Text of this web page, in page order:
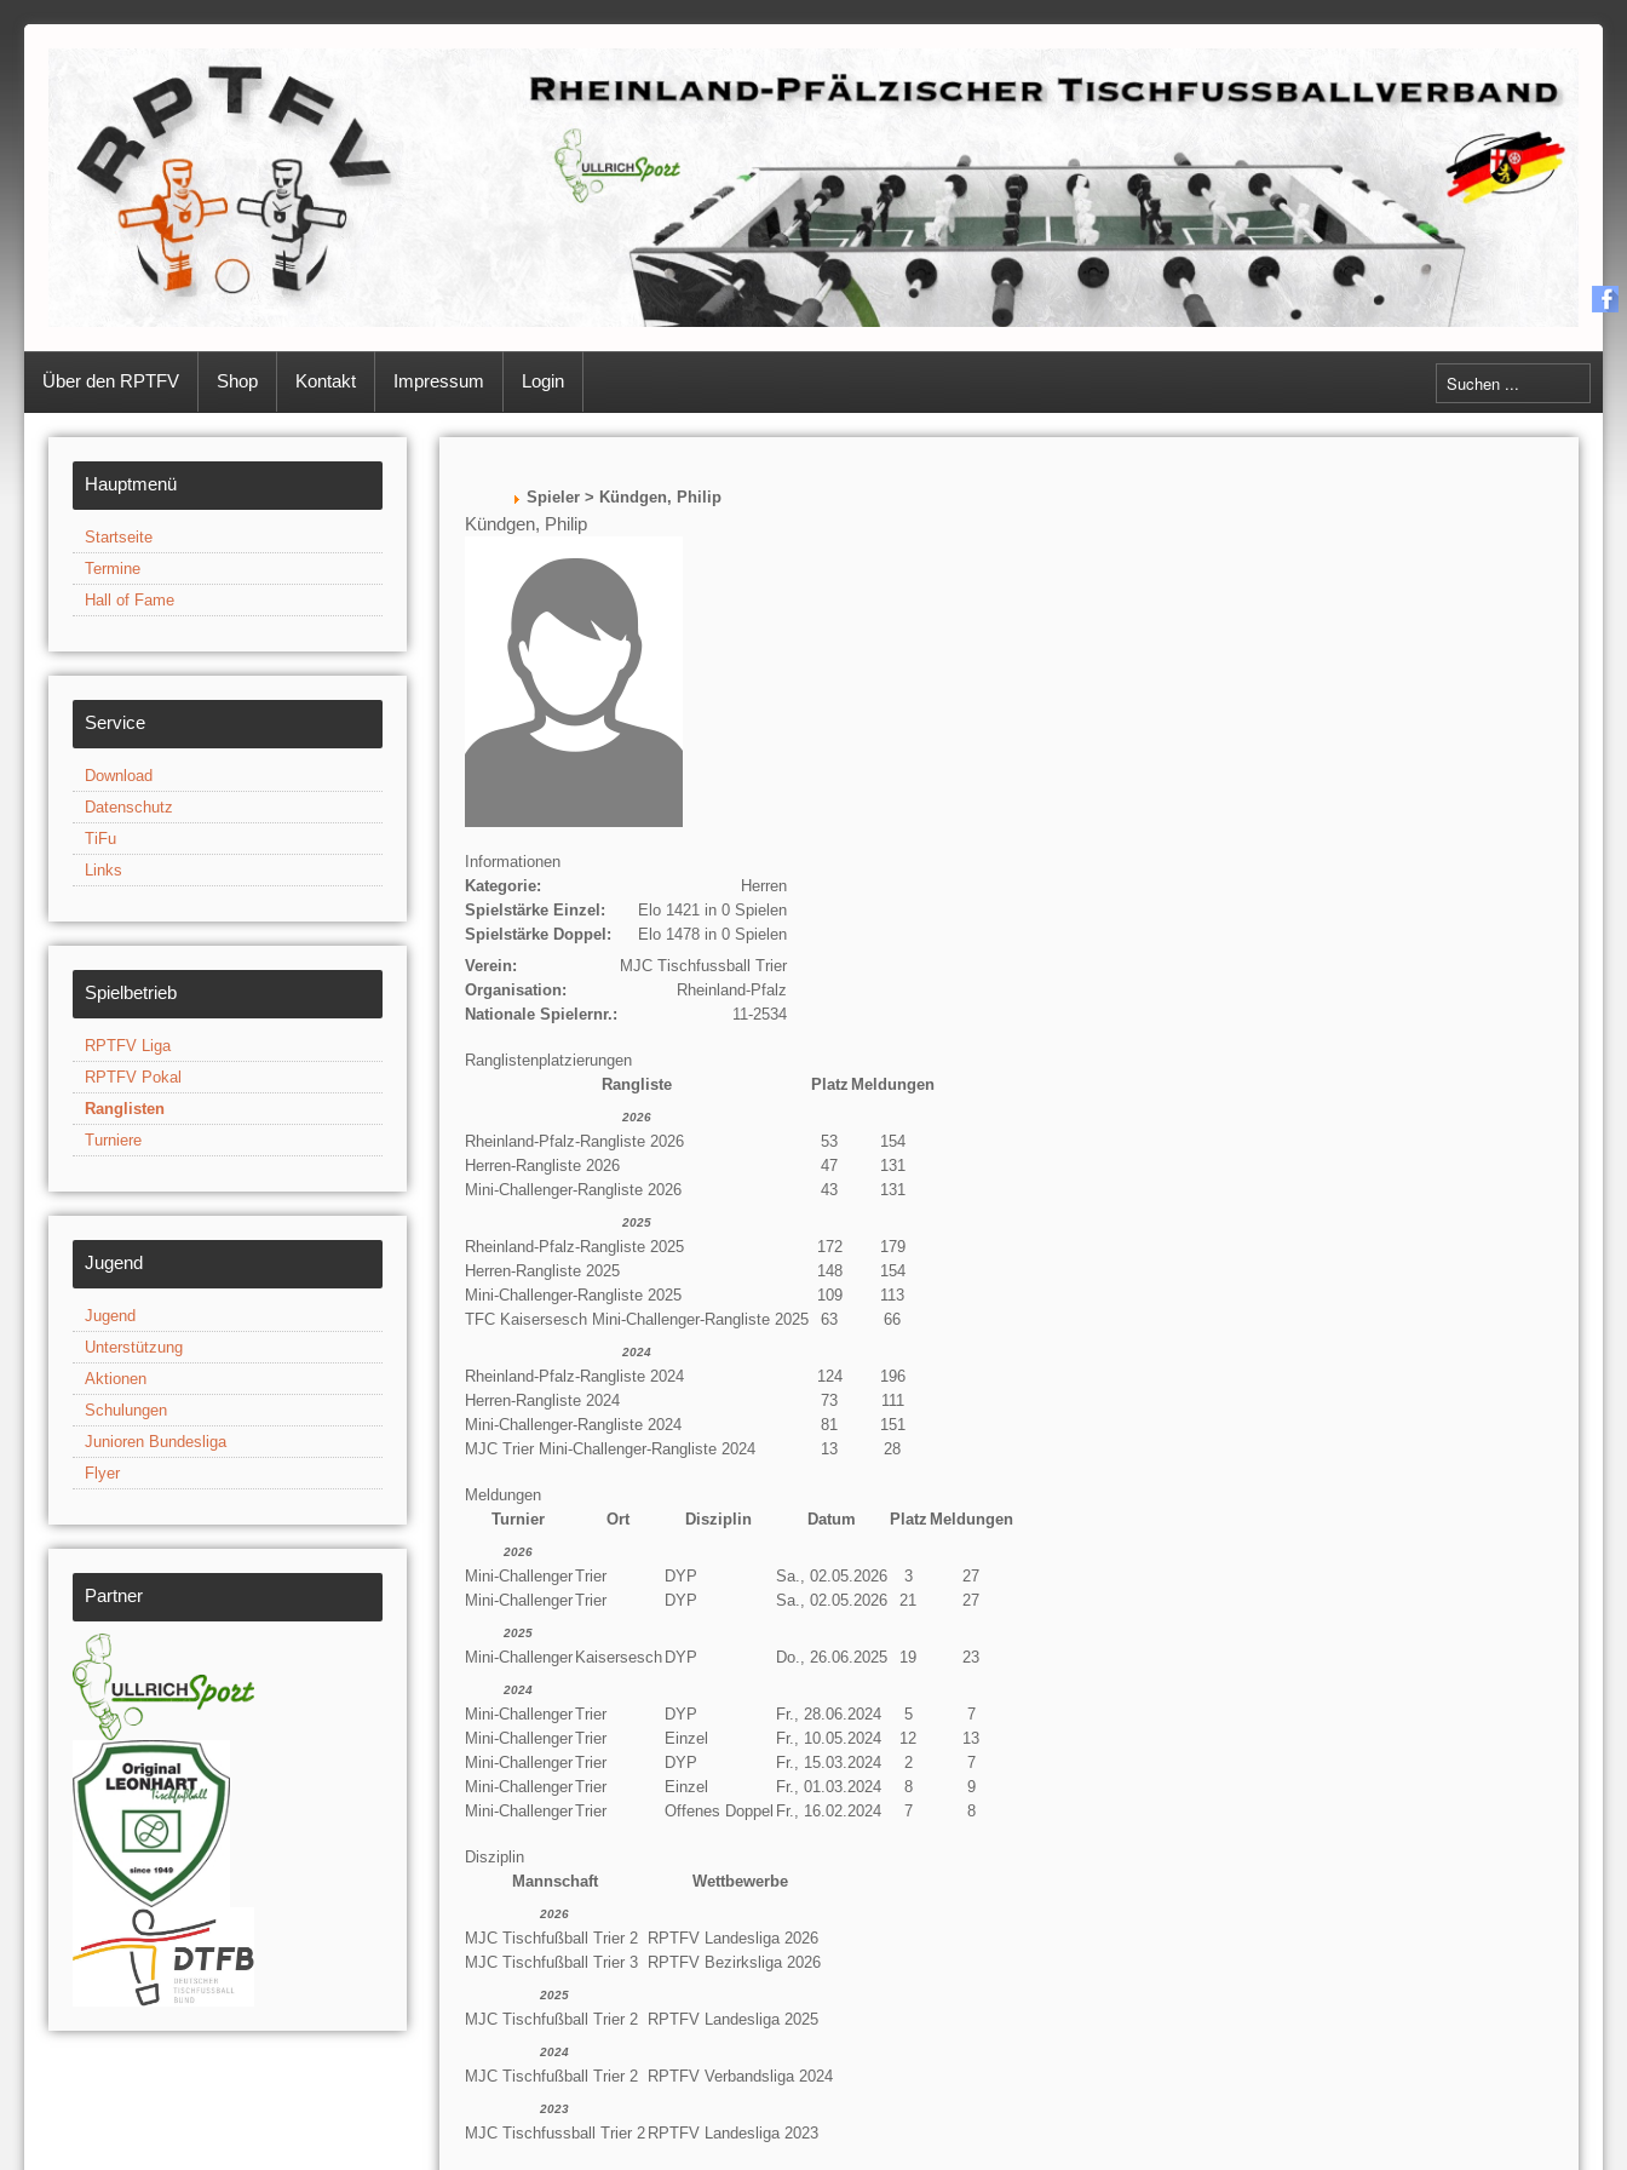
Über den RPTFV Shop Kontakt Impressum Login
Hauptmenü
Startseite
Termine
Hall of Fame
Service
Download
Datenschutz
TiFu
Links
Spielbetrieb
RPTFV Liga
RPTFV Pokal
Ranglisten
Turniere
Jugend
Jugend
Unterstützung
Aktionen
Schulungen
Junioren Bundesliga
Flyer
Partner
Spieler > Kündgen, Philip
Kündgen, Philip
Informationen
Kategorie:
Herren
Spielstärke Einzel:
Elo 1421 in 0 Spielen
Spielstärke Doppel:
Elo 1478 in 0 Spielen
Verein:
MJC Tischfussball Trier
Organisation:
Rheinland-Pfalz
Nationale Spielernr.:
11-2534
Ranglistenplatzierungen
Rangliste
Platz Meldungen
2026
Rheinland-Pfalz-Rangliste 2026 53
154
Herren-Rangliste 2026
47
131
Mini-Challenger-Rangliste 2026
43 131
2025
Rheinland-Pfalz-Rangliste 2025 172
179
Herren-Rangliste 2025
148
154
Mini-Challenger-Rangliste 2025
109
113
TFC Kaisersesch Mini-Challenger-Rangliste 2025
63 66
2024
Rheinland-Pfalz-Rangliste 2024 124
196
Herren-Rangliste 2024
73
111
Mini-Challenger-Rangliste 2024
81
151
MJC Trier Mini-Challenger-Rangliste 2024
13 28
Meldungen
Turnier
Ort Disziplin Datum Platz Meldungen
2026
Mini-ChallengerTrier DYP Sa., 02.05.2026 3
27
Mini-ChallengerTrier DYP Sa., 02.05.2026 21 27
2025
Mini-Challenger Kaisersesch DYP Do., 26.06.2025 19 23
2024
Mini-ChallengerTrier DYP Fr., 28.06.2024 5
7
Mini-ChallengerTrier Einzel Fr., 10.05.2024 12
13
Mini-ChallengerTrier DYP Fr., 15.03.2024 2
7
Mini-ChallengerTrier Einzel Fr., 01.03.2024 8
9
Mini-ChallengerTrier Offenes Doppel Fr., 16.02.2024 7 8
Disziplin
Mannschaft
Wettbewerbe
2026
MJC Tischfußball Trier 2
RPTFV Landesliga 2026
MJC Tischfußball Trier 3
RPTFV Bezirksliga 2026
2025
MJC Tischfußball Trier 2 RPTFV Landesliga 2025
2024
MJC Tischfußball Trier 2 RPTFV Verbandsliga 2024
2023
MJC Tischfussball Trier 2 RPTFV Landesliga 2023